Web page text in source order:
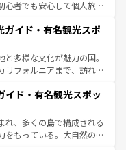
体験も豊富。イギリスを旅
心者でも安心して個人旅行
スならではのユニークな
でなく町歩きも満喫する
ため物価も高いが、旅行
スもあり、うまく活用すれ
覧を参照してほしい。
ガイド・有名観光スポ
多様な文化が魅力の国。
リフォルニアまで、訪れる
ッピング、エンターテイ
ットだ。一方、アメリカ
ンドキャニオンやイエロー
が堪能できる。さらに、南
イド・有名観光スポッ
れ、多くの島で構成される
をもっている。大自然の神